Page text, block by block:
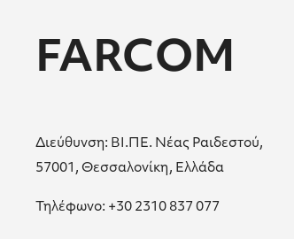
FARCOM
Διεύθυνση: ΒΙ.ΠΕ. Νέας Ραιδεστού,
57001, Θεσσαλονίκη, Ελλάδα
Τηλέφωνο: +30 2310 837 077